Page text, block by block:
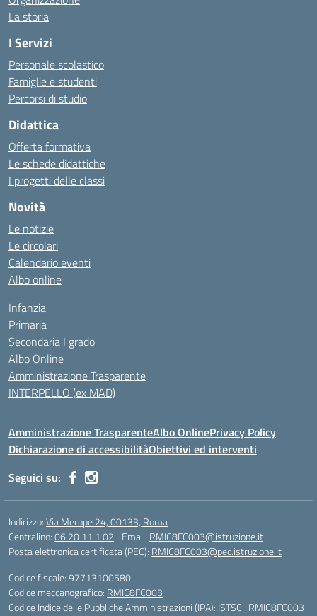
La storia
I Servizi
Personale scolastico
Famiglie e studenti
Percorsi di studio
Didattica
Offerta formativa
Le schede didattiche
I progetti delle classi
Novità
Le notizie
Le circolari
Calendario eventi
Albo online
Infanzia
Primaria
Secondaria I grado
Albo Online
Amministrazione Trasparente
INTERPELLO (ex MAD)
Amministrazione TrasparenteAlbo OnlinePrivacy Policy
Dichiarazione di accessibilitàObiettivi ed interventi
Seguici su:
Indirizzo:Via Merope 24, 00133, Roma
Centralino:06 20 11 1 02 Email: RMIC8FC003@istruzione.it
Posta elettronica certificata (PEC): RMIC8FC003@pec.istruzione.it
Codice fiscale: 97713100580
Codice meccanografico: RMIC8FC003
Codice Indice delle Pubbliche Amministrazioni (IPA): ISTSC_RMIC8FC003